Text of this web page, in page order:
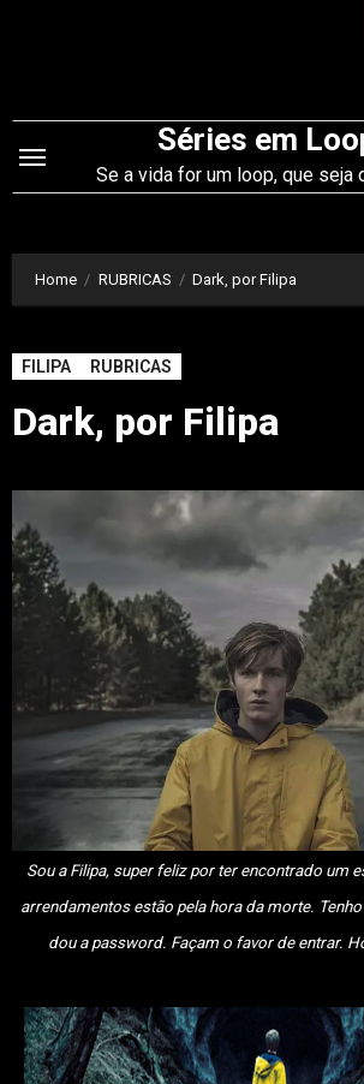
conteúdo
Séries em
Se a vida for um loop, que seja
Home RUBRICAS Dark, por Filipa
FILIPA RUBRICAS
Dark, por Filipa
Sou a Filipa, super feliz por ter encontrado um espaço para alugar. Os
arrendamentos estão pela hora da morte.
dou a password. Façam o favor de entrar.